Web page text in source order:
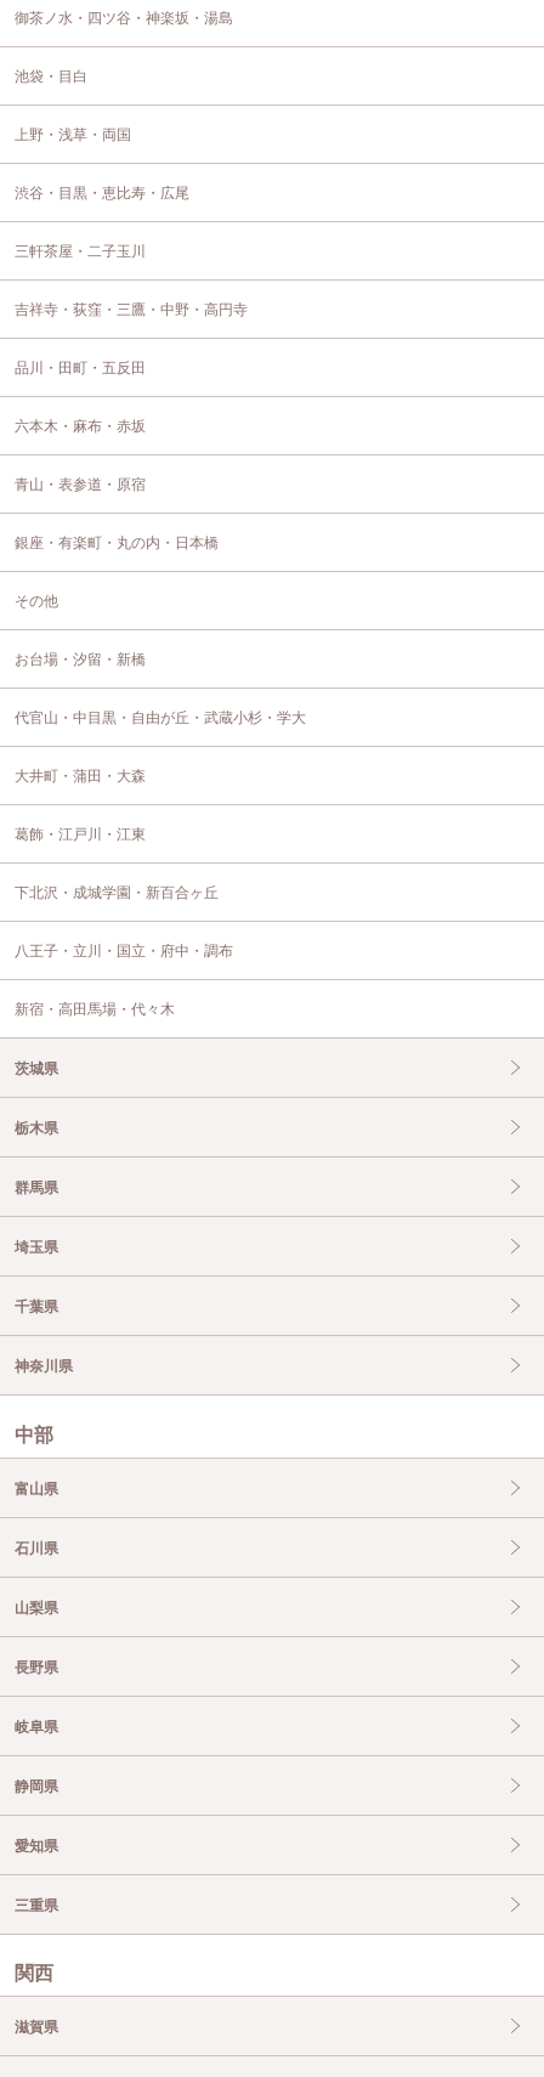
御茶ノ水・四ツ谷・神楽坂・湯島
池袋・目白
上野・浅草・両国
渋谷・目黒・恵比寿・広尾
三軒茶屋・二子玉川
吉祥寺・荻窪・三鷹・中野・高円寺
品川・田町・五反田
六本木・麻布・赤坂
青山・表参道・原宿
銀座・有楽町・丸の内・日本橋
その他
お台場・汐留・新橋
代官山・中目黒・自由が丘・武蔵小杉・学大
大井町・蒲田・大森
葛飾・江戸川・江東
下北沢・成城学園・新百合ヶ丘
八王子・立川・国立・府中・調布
新宿・高田馬場・代々木
茨城県
栃木県
群馬県
埼玉県
千葉県
神奈川県
中部
富山県
石川県
山梨県
長野県
岐阜県
静岡県
愛知県
三重県
関西
滋賀県